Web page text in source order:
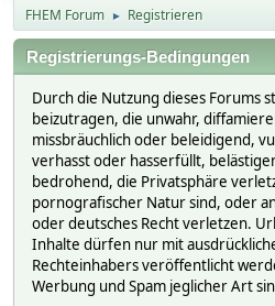
FHEM Forum ► Registrieren
Registrierungs-Bedingungen
Durch die Nutzung dieses Forums
beizutragen, die unwahr,
missbräuchlich oder beleidigend,
verhasst oder hasserfüllt,
bedrohend, die Privatsphäre
pornografischer Natur sind, oder
oder deutsches Recht verletzen.
Inhalte dürfen nur mit
Rechteinhabers veröffentlicht
Werbung und Spam jeglicher Art